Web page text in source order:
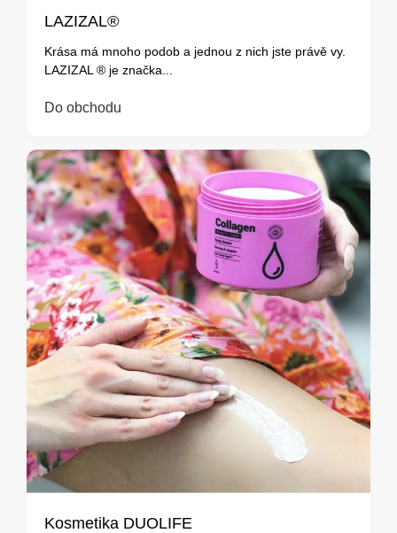
LAZIZAL®
Krása má mnoho podob a jednou z nich jste právě vy.
LAZIZAL ® je značka...
Do obchodu
Kosmetika DUOLIFE